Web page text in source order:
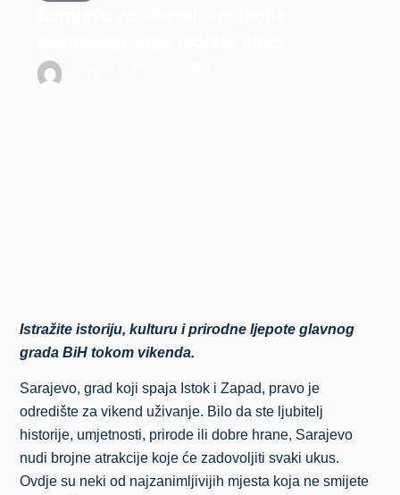
Istražite istoriju, kulturu i prirodne ljepote glavnog
grada BiH tokom vikenda.
Sarajevo, grad koji spaja Istok i Zapad, pravo je
odredište za vikend uživanje. Bilo da ste ljubitelj
historije, umjetnosti, prirode ili dobre hrane, Sarajevo
nudi brojne atrakcije koje će zadovoljiti svaki ukus.
Ovdje su neki od najzanimljivijih mjesta koja ne smijete